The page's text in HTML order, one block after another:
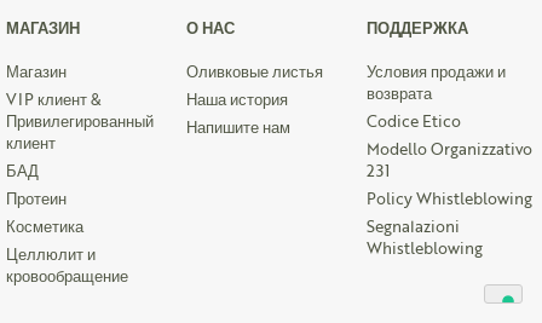
МАГАЗИН
Магазин
VIP клиент &
Привилегированный
клиент
БАД
Протеин
Косметика
Целлюлит и
кровообращение
О НАС
Оливковые листья
Наша история
Напишите нам
ПОДДЕРЖКА
Условия продажи и
возврата
Codice Etico
Modello Organizzativo
231
Policy Whistleblowing
Segnalazioni
Whistleblowing